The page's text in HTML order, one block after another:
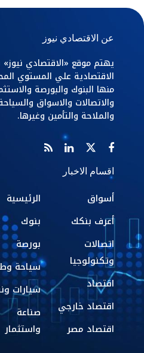
عن الاقتصادي نيوز
يهتم موقع «الاقتصادي
الاقتصادية علي المستوي
منها البنوك والبورصة
والاتصالات والاسواق
والملاحة والتأمين وغيرها.
اقسام الاخبار
أسواق
أعرف بنكك
اتصالات
وتكنولوجيا
اقتصاد
اقتصاد خارجي
اقتصاد مصر
الرئيسية
بنوك
بورصة
سياحة
سيارات
صناعة
واستثمار